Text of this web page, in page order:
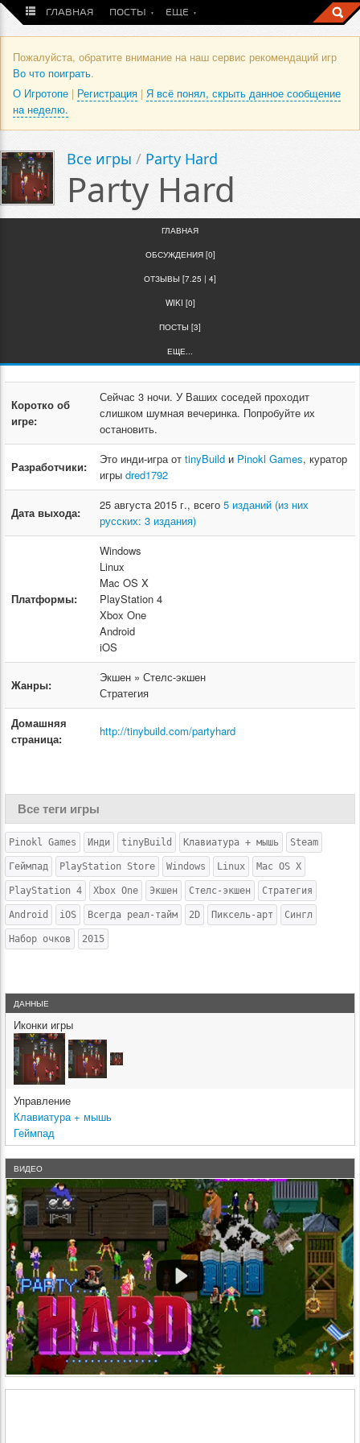
ГЛАВНАЯ ПОСТЫ ЕЩЕ
Пожалуйста, обратите внимание на наш сервис рекомендаций игр
Во что поиграть.
О Игротопе | Регистрация | Я всё понял, скрыть данное сообщение
на неделю.
Все игры / Party Hard
Party Hard
ГЛАВНАЯ
ОБСУЖДЕНИЯ [0]
ОТЗЫВЫ [7.25 | 4]
WIKI [0]
ПОСТЫ [3]
ЕЩЕ...
Коротко об
игре:
Сейчас 3 ночи. У Ваших соседей проходит
слишком шумная вечеринка. Попробуйте их
остановить.
Разработчики:
Это инди-игра от tinyBuild и Pinokl Games, куратор
игры dred1792
Дата выхода:
25 августа 2015 г., всего 5 изданий (из них
русских: 3 издания)
Платформы:
Windows
Linux
Mac OS X
PlayStation 4
Xbox One
Android
iOS
Жанры:
Экшен » Стелс-экшен
Стратегия
Домашняя
страница:
http://tinybuild.com/partyhard
Все теги игры
Pinokl Games Инди tinyBuild Клавиатура + мышь Steam
Геймпад PlayStation Store Windows Linux Mac OS X
PlayStation 4 Xbox One Экшен Стелс-экшен Стратегия
Android iOS Всегда реал-тайм 2D Пиксель-арт Сингл
Набор очков 2015
ДАННЫЕ
Иконки игры
Управление
Клавиатура + мышь
Геймпад
ВИДЕО